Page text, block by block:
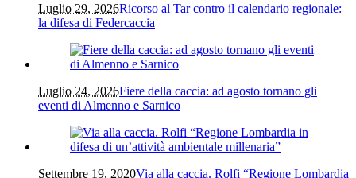
Luglio 29, 2026Ricorso al Tar contro il calendario regionale:
la difesa di Federcaccia
Luglio 24, 2026Fiere della caccia: ad agosto tornano gli
eventi di Almenno e Sarnico
Settembre 19, 2020Via alla caccia. Rolfi “Regione Lombardia